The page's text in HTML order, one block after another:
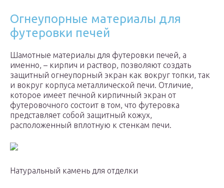
Огнеупорные материалы для
футеровки печей
Шамотные материалы для футеровки печей, а
именно, – кирпич и раствор, позволяют создать
защитный огнеупорный экран как вокруг топки, так
и вокруг корпуса металлической печи. Отличие,
которое имеет печной кирпичный экран от
футеровочного состоит в том, что футеровка
представляет собой защитный кожух,
расположенный вплотную к стенкам печи.
Натуральный камень для отделки